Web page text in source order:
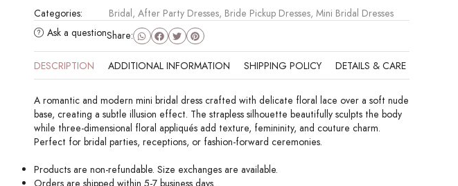
Categories:
Bridal, After Party Dresses, Bride Pickup Dresses, Mini Bridal Dresses
Ask a questionShare:
DESCRIPTION ADDITIONAL INFORMATION SHIPPING POLICY DETAILS & CARE
A romantic and modern mini bridal dress crafted with delicate floral lace over a soft nude
base, creating a subtle illusion effect. The strapless silhouette beautifully sculpts the body
while three-dimensional floral appliqués add texture, femininity, and couture charm.
Perfect for bridal parties, receptions, or fashion-forward ceremonies.
Products are non-refundable. Size exchanges are available.